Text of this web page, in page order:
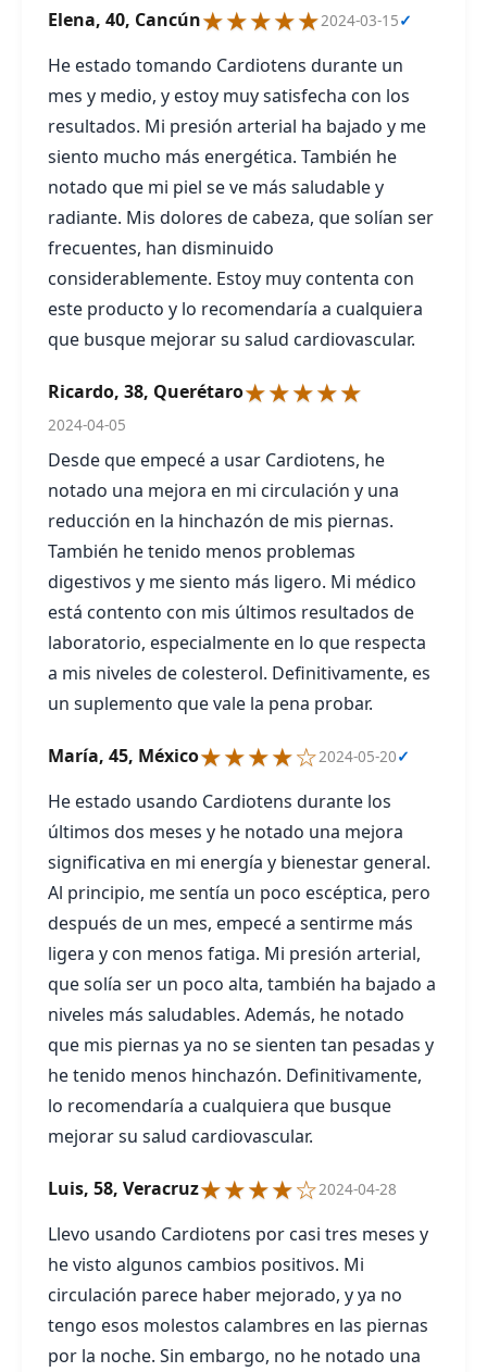
Elena, 40, Cancún★★★★★2024-03-15✓
He estado tomando Cardiotens durante un
mes y medio, y estoy muy satisfecha con los
resultados. Mi presión arterial ha bajado y me
siento mucho más energética. También he
notado que mi piel se ve más saludable y
radiante. Mis dolores de cabeza, que solían ser
frecuentes, han disminuido
considerablemente. Estoy muy contenta con
este producto y lo recomendaría a cualquiera
que busque mejorar su salud cardiovascular.
Ricardo, 38, Querétaro★★★★★
2024-04-05
Desde que empecé a usar Cardiotens, he
notado una mejora en mi circulación y una
reducción en la hinchazón de mis piernas.
También he tenido menos problemas
digestivos y me siento más ligero. Mi médico
está contento con mis últimos resultados de
laboratorio, especialmente en lo que respecta
a mis niveles de colesterol. Definitivamente, es
un suplemento que vale la pena probar.
María, 45, México★★★★☆2024-05-20✓
He estado usando Cardiotens durante los
últimos dos meses y he notado una mejora
significativa en mi energía y bienestar general.
Al principio, me sentía un poco escéptica, pero
después de un mes, empecé a sentirme más
ligera y con menos fatiga. Mi presión arterial,
que solía ser un poco alta, también ha bajado a
niveles más saludables. Además, he notado
que mis piernas ya no se sienten tan pesadas y
he tenido menos hinchazón. Definitivamente,
lo recomendaría a cualquiera que busque
mejorar su salud cardiovascular.
Luis, 58, Veracruz★★★★☆2024-04-28
Llevo usando Cardiotens por casi tres meses y
he visto algunos cambios positivos. Mi
circulación parece haber mejorado, y ya no
tengo esos molestos calambres en las piernas
por la noche. Sin embargo, no he notado una